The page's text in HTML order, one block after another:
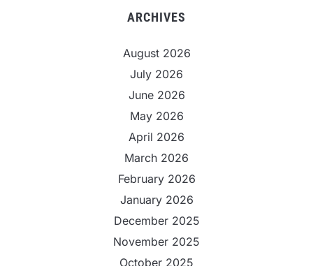
ARCHIVES
August 2026
July 2026
June 2026
May 2026
April 2026
March 2026
February 2026
January 2026
December 2025
November 2025
October 2025